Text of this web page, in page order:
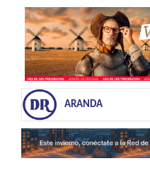
ARANDA